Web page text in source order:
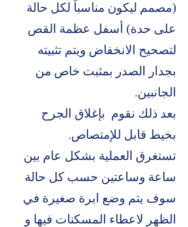
(مصمم ليكون مناسباً لكل حالة
على حدة) أسفل عظمة القص
لتصحيح الانخفاض ويتم تثبيته
بجدار الصدر بمثبت خاص من
الجانبين.
بعد ذلك نقوم بإغلاق الجرح
بخيط قابل للإمتصاص.
تستغرق العملية بشكل عام بين
ساعة وساعتين حسب كل حالة
سوف يتم وضع ابرة صغيرة في
الظهر لاعطاء المسكنات فيها و